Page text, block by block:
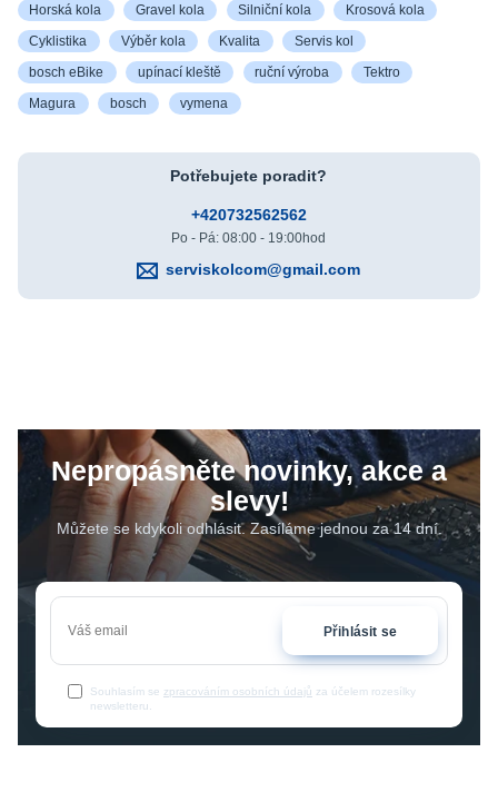
Horská kola Gravel kola Silniční kola Krosová kola
Cyklistika Výběr kola Kvalita Servis kol
bosch eBike upínací kleště ruční výroba Tektro
Magura bosch vymena
Potřebujete poradit?
+420732562562
Po - Pá: 08:00 - 19:00hod
serviskolcom@gmail.com
Nepropásněte novinky, akce a
slevy!
Můžete se kdykoli odhlásit. Zasíláme jednou za 14 dní.
Přihlásit se
Souhlasím se zpracováním osobních údajů za účelem rozesílky
newsletteru.